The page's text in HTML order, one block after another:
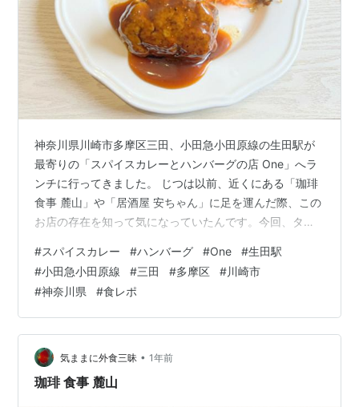
神奈川県川崎市多摩区三田、小田急小田原線の生田駅が
最寄りの「スパイスカレーとハンバーグの店 One」へラ
ンチに行ってきました。 じつは以前、近くにある「珈琲
食事 麓山」や「居酒屋 安ちゃん」に足を運んだ際、この
お店の存在を知って気になっていたんです。今回、タイ
morigen1.hatenablog.com morigen1.hatenablog.com ス
パイスカレーとハンバーグの店 One 店舗外観 お店の入り
口には分かりやすい看板も出ています。 スパイスカレー
とハンバーグの店 One 店舗看板 あたたかみのある雰囲気
の入り口ですね。さっそく扉を開け…
#スパイスカレー #ハンバーグ #One #生田駅
#小田急小田原線 #三田 #多摩区 #川崎市
#神奈川県 #食レポ
気ままに外食三昧 • 1年前
珈琲 食事 麓山